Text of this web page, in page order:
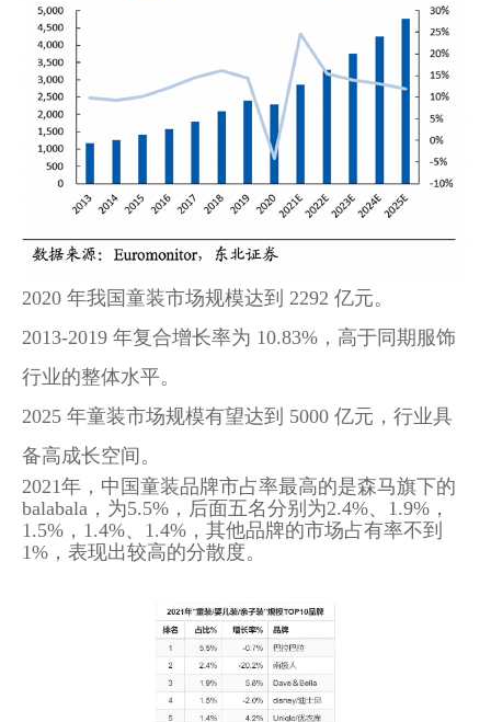
2020 年我国童装市场规模达到 2292 亿元。
2013-2019 年复合增长率为 10.83%，高于同期服饰
行业的整体水平。
2025 年童装市场规模有望达到 5000 亿元，行业具
备高成长空间。
2021年，中国童装品牌市占率最高的是森马旗下的
balabala，为5.5%，后面五名分别为2.4%、1.9%，
1.5%，1.4%、1.4%，其他品牌的市场占有率不到
1%，表现出较高的分散度。